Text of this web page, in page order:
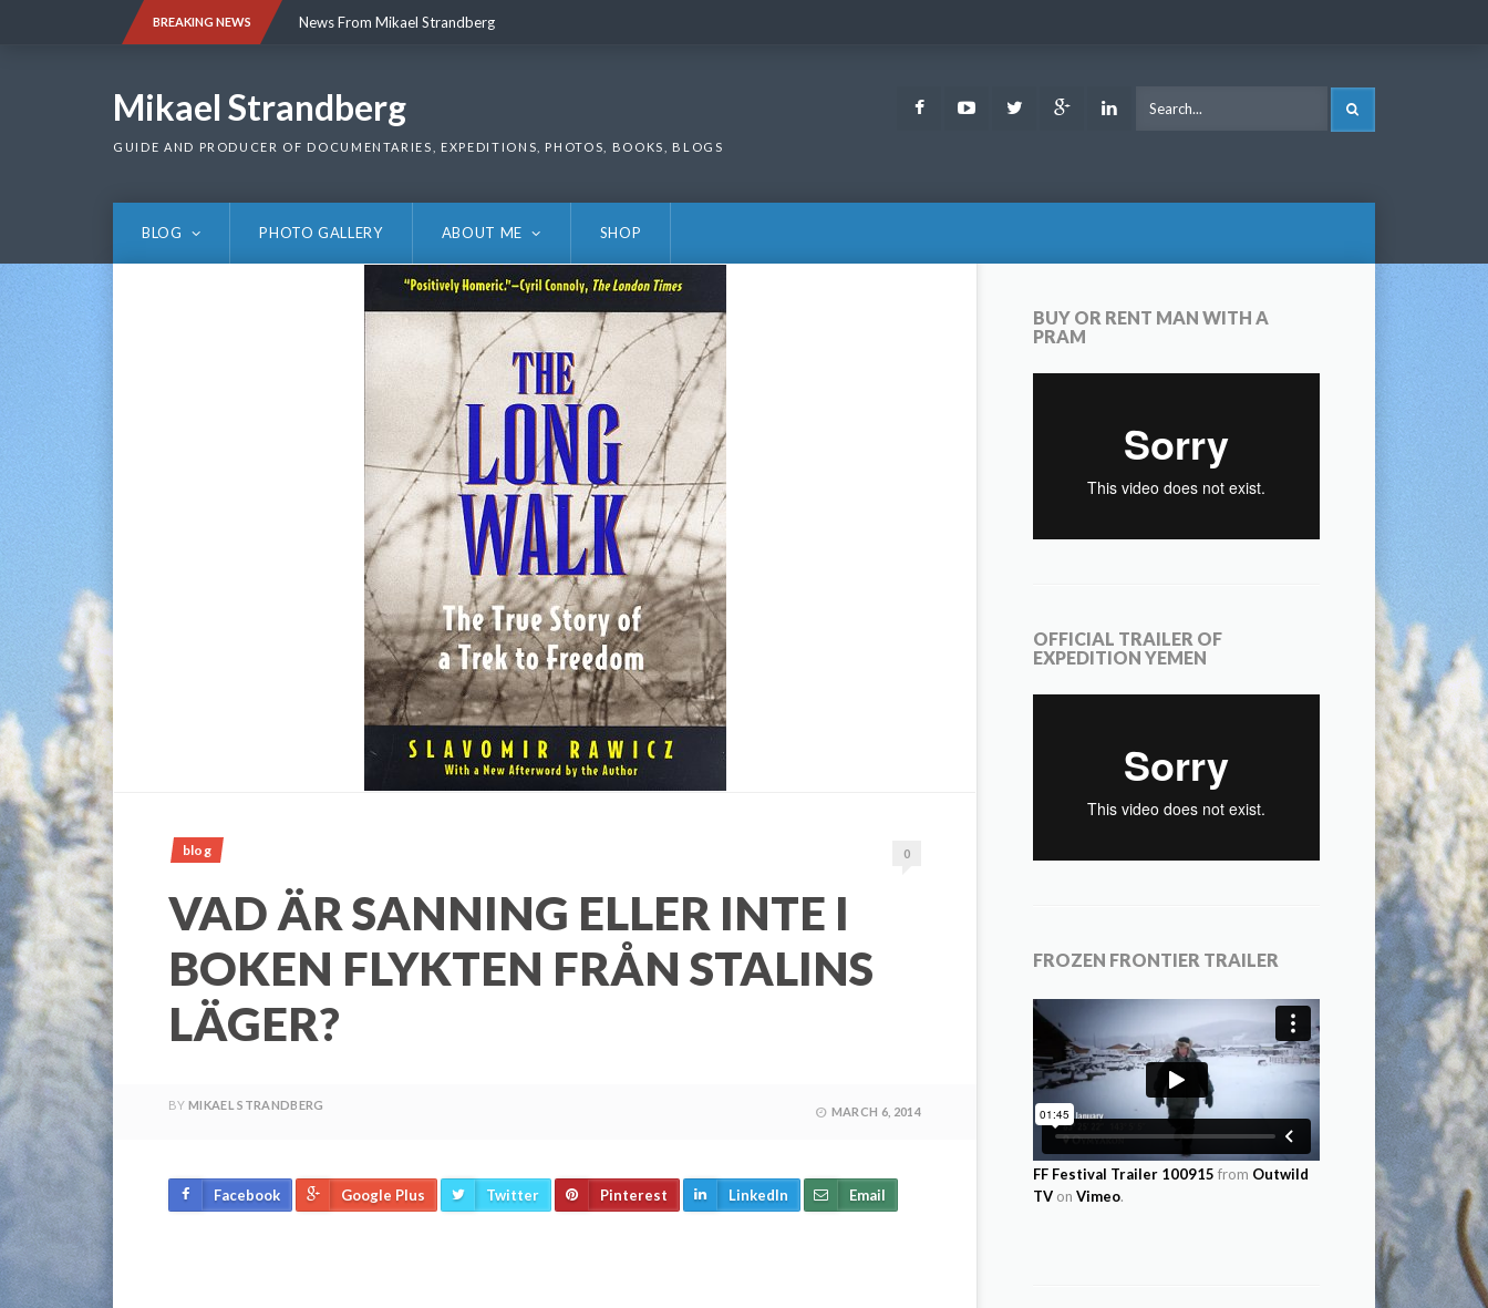
BREAKING NEWS News From Mikael Strandberg
Mikael Strandberg
GUIDE AND PRODUCER OF DOCUMENTARIES, EXPEDITIONS, PHOTOS, BOOKS, BLOGS
FacebookYoutubeTwitter Google LinkedIn
BLOG PHOTO GALLERY ABOUT ME SHOP
blog 0
VAD ÄR SANNING ELLER INTE I
BOKEN FLYKTEN FRÅN STALINS
LÄGER?
BY MIKAEL STRANDBERG MARCH 6, 2014
Facebook Google Plus Twitter Pinterest LinkedIn Email
BUY OR RENT MAN WITH A
PRAM
OFFICIAL TRAILER OF
EXPEDITION YEMEN
FROZEN FRONTIER TRAILER
FF Festival Trailer 100915 from Outwild
TV on Vimeo.